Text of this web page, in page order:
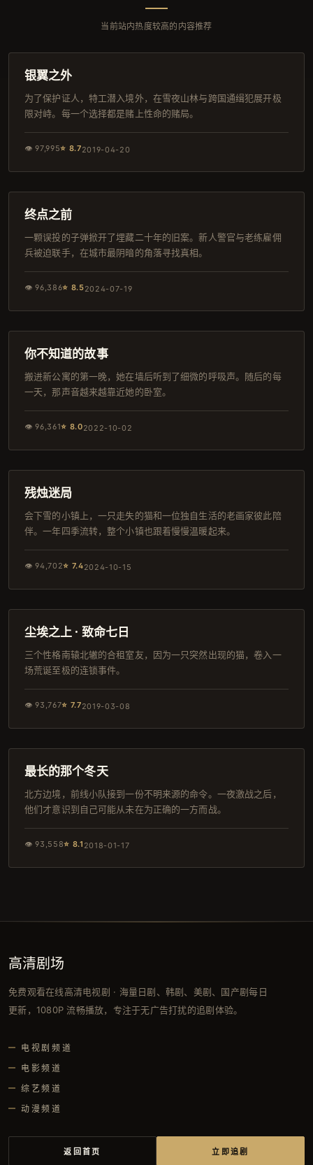
当前站内热度较高的内容推荐
杜比
银翼之外
为了保护证人，特工潜入境外，在雪夜山林与跨国通缉犯展开极
限对峙。每一个选择都是赌上性命的赌局。
👁97,995⭐ 8.72019-04-20
IMAX
终点之前
一颗误投的子弹掀开了埋藏二十年的旧案。新人警官与老练雇佣
兵被迫联手，在城市最阴暗的角落寻找真相。
👁96,386⭐ 8.52024-07-19
连载中
你不知道的故事
搬进新公寓的第一晚，她在墙后听到了细微的呼吸声。随后的每
一天，那声音越来越靠近她的卧室。
👁96,361⭐ 8.02022-10-02
韩剧
残烛迷局
会下雪的小镇上，一只走失的猫和一位独自生活的老画家彼此陪
伴。一年四季流转，整个小镇也跟着慢慢温暖起来。
👁94,702⭐ 7.42024-10-15
杜比
尘埃之上 · 致命七日
三个性格南辕北辙的合租室友，因为一只突然出现的猫，卷入一
场荒诞至极的连锁事件。
👁93,767⭐ 7.72019-03-08
韩剧
最长的那个冬天
北方边境，前线小队接到一份不明来源的命令。一夜激战之后，
他们才意识到自己可能从未在为正确的一方而战。
👁93,558⭐ 8.1 2018-01-17
高清剧场
免费观看在线高清电视剧 · 海量日剧、韩剧、美剧、国产剧每日
更新，1080P 流畅播放，专注于无广告打扰的追剧体验。
电视剧频道
电影频道
综艺频道
动漫频道
返回首页 立即追剧